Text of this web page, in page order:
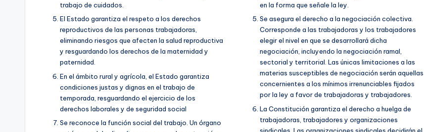
trabajo de cuidados.
El Estado garantiza el respeto a los derechos
reproductivos de las personas trabajadoras,
eliminando riesgos que afecten la salud reproductiva
y resguardando los derechos de la maternidad y
paternidad.
En el ámbito rural y agrícola, el Estado garantiza
condiciones justas y dignas en el trabajo de
temporada, resguardando el ejercicio de los
derechos laborales y de seguridad social
Se reconoce la función social del trabajo. Un órgano
en la forma que señale la ley.
Se asegura el derecho a la negociación colectiva.
Corresponde a las trabajadoras y los trabajadores
elegir el nivel en que se desarrollará dicha
negociación, incluyendo la negociación ramal,
sectorial y territorial. Las únicas limitaciones a las
materias susceptibles de negociación serán aquellas
concernientes a los mínimos irrenunciables fijados
por la ley a favor de trabajadoras y trabajadores.
La Constitución garantiza el derecho a huelga de
trabajadoras, trabajadores y organizaciones
sindicales. Las organizaciones sindicales decidirán el